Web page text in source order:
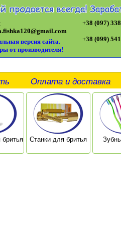
версия сайта.
от производителя!
+38 (097)
+38 (099)
Оплата и доставка
Станки для бритья